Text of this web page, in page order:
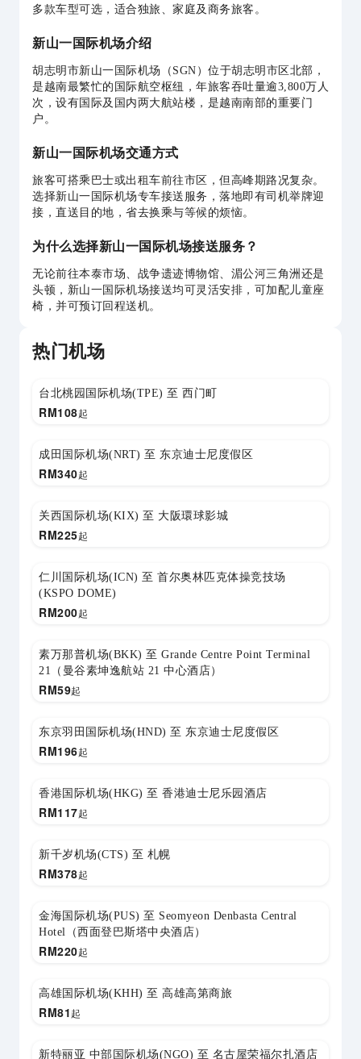
多款车型可选，适合独旅、家庭及商务旅客。
新山一国际机场介绍
胡志明市新山一国际机场（SGN）位于胡志明市区北部，
是越南最繁忙的国际航空枢纽，年旅客吞吐量逾3,800万人
次，设有国际及国内两大航站楼，是越南南部的重要门
户。
新山一国际机场交通方式
旅客可搭乘巴士或出租车前往市区，但高峰期路况复杂。
选择新山一国际机场专车接送服务，落地即有司机举牌迎
接，直送目的地，省去换乘与等候的烦恼。
为什么选择新山一国际机场接送服务？
无论前往本泰市场、战争遗迹博物馆、湄公河三角洲还是
头顿，新山一国际机场接送均可灵活安排，可加配儿童座
椅，并可预订回程送机。
热门机场
台北桃园国际机场(TPE) 至 西门町
RM108起
成田国际机场(NRT) 至 东京迪士尼度假区
RM340起
关西国际机场(KIX) 至 大阪環球影城
RM225起
仁川国际机场(ICN) 至 首尔奥林匹克体操竞技场
(KSPO DOME)
RM200起
素万那普机场(BKK) 至 Grande Centre Point Terminal
21（曼谷素坤逸航站 21 中心酒店）
RM59起
东京羽田国际机场(HND) 至 东京迪士尼度假区
RM196起
香港国际机场(HKG) 至 香港迪士尼乐园酒店
RM117起
新千岁机场(CTS) 至 札幌
RM378起
金海国际机场(PUS) 至 Seomyeon Denbasta Central
Hotel（西面登巴斯塔中央酒店）
RM220起
高雄国际机场(KHH) 至 高雄高第商旅
RM81起
新特丽亚 中部国际机场(NGO) 至 名古屋荣福尔扎酒店